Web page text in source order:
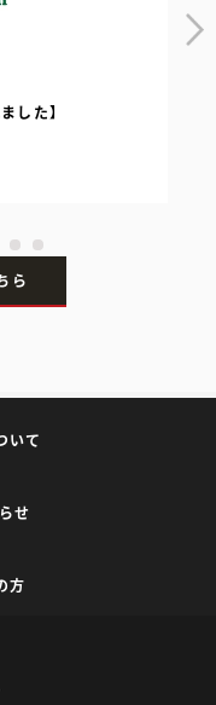
した】
ら
いて
せ
方